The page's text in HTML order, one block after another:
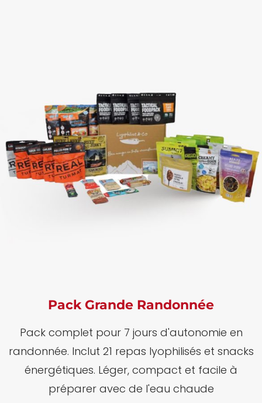
Pack Grande Randonnée
Pack complet pour 7 jours d'autonomie en
randonnée. Inclut 21 repas lyophilisés et snacks
énergétiques. Léger, compact et facile à
préparer avec de l'eau chaude